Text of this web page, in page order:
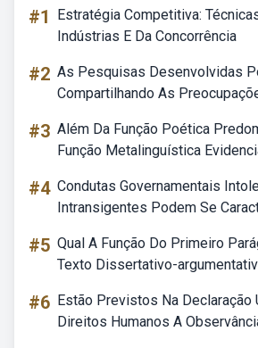
#1
Estratégia Competitiva:
Indústrias E Da Concorrência
#2 As Pesquisas Desenvolvidas
Compartilhando As
#3 Além Da Função Poética
Função Metalinguística
#4 Condutas Governamentais
Intransigentes Podem Se
#5 Qual A Função Do Primeiro
Texto Dissertativo-
#6 Estão Previstos Na Declaração
Direitos Humanos A